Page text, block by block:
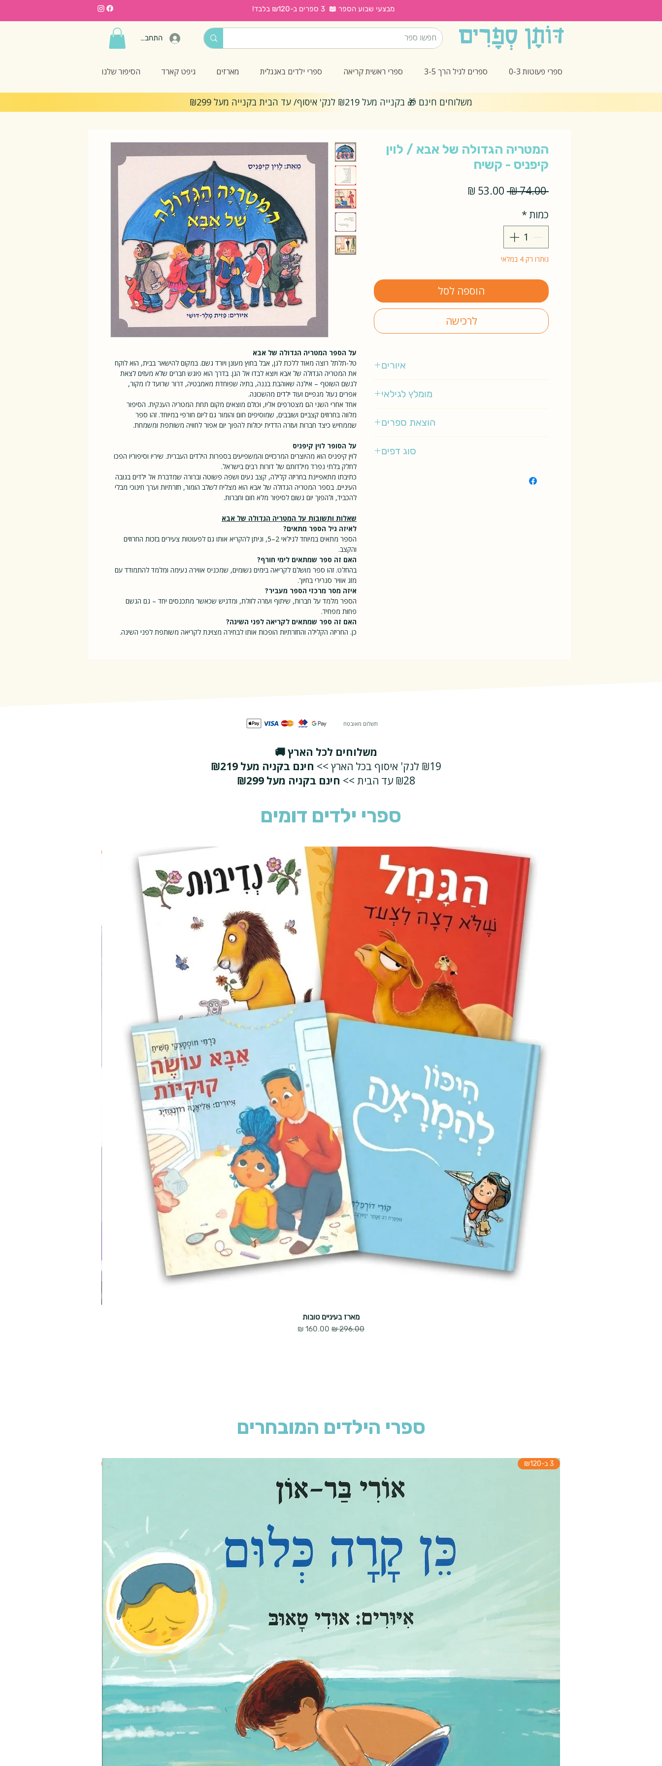
מבצעי שבוע הספר 📖 3 ספרים ב-₪120 בלבד!
התחברות
ספרי פעוטות 0-3 ספרים לגיל הרך 3-5 ספרי ראשית קריאה ספרי ילדים באנגלית מארזים גיפט קארד הסיפור שלנו
משלוחים חינם 🎁 בקנייה מעל ₪219 לנק' איסוף/ עד הבית בקנייה מעל ₪299
על הספר המטריה הגדולה של אבא
טל-תלתל רוצה מאוד ללכת לגן, אבל בחוץ מעונן ויורד גשם. במקום להישאר בבית, הוא לוקח
את המטריה הגדולה של אבא ויוצא לבדו אל הגן. בדרך הוא פוגש חברים שלא מעזים לצאת
לגשם השוטף – אילנה שאוהבת בננה, בתיה שפוחדת מאמבטיה, דרור שרועד לו מקור,
אפרים נעול מגפיים ועוד ילדים מהשכונה.
אחד אחרי השני הם מצטרפים אליו, וכולם מוצאים מקום תחת המטריה הענקית. הסיפור
מלווה בחרוזים קצביים ושובבים, שמוסיפים חום והומור גם ליום חורפי במיוחד. זהו ספר
שממחיש כיצד חברות ועזרה הדדית יכולות להפוך יום אפור לחוויה משותפת ומשמחת.
על הסופר לוין קיפניס
לוין קיפניס הוא מהיוצרים המרכזיים והמשפיעים בספרות הילדים העברית. שיריו וסיפוריו הפכו
לחלק בלתי נפרד מילדותם של דורות רבים בישראל.
כתיבתו מתאפיינת בחריזה קלילה, קצב נעים ושפה פשוטה וברורה שמדברת אל ילדים בגובה
העיניים. בספר המטריה הגדולה של אבא הוא מצליח לשלב הומור, חזרתיות וערך חינוכי מבלי
להכביד, ולהפוך יום גשום לסיפור מלא חום וחברות.
שאלות ותשובות על המטריה הגדולה של אבא
לאיזה גיל הספר מתאים?
הספר מתאים במיוחד לגילאי 2–5, וניתן להקריא אותו גם לפעוטות צעירים בזכות החרוזים
והקצב.
האם זה ספר שמתאים לימי חורף?
בהחלט. זהו ספר מושלם לקריאה בימים גשומים, שמכניס אווירה נעימה ומלמד להתמודד עם
מזג אוויר סגרירי בחיוך.
איזה מסר מרכזי הספר מעביר?
הספר מלמד על חברות, שיתוף ועזרה לזולת, ומדגיש שכאשר מתכנסים יחד – גם הגשם
פחות מפחיד.
האם זה ספר שמתאים לקריאה לפני השינה?
כן. החריזה הקלילה והחזרתיות הופכות אותו לבחירה מצוינת לקריאה משותפת לפני השינה.
המטריה הגדולה של אבא / לוין
קיפניס - קשיח
‏74.00 ‏₪
מחיר
כמות*
נותרו רק 4 במלאי
הוספה לסל
לרכישה
איורים
מומלץ לגילאי
הוצאת ספרים
סוג דפים
תשלום מאובטח
משלוחים לכל הארץ 🚚
₪19 לנק' איסוף בכל הארץ >>
חינם בקניה מעל ₪219
₪28 עד הבית >>
חינם בקניה מעל ₪299
ספרי ילדים דומים
מארז בעיניים טובות
מחיר רגיל
מחיר מבצע
ספרי הילדים המובחרים
3 ב-₪120